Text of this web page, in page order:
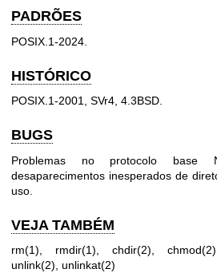
PADRÕES
POSIX.1-2024.
HISTÓRICO
POSIX.1-2001, SVr4, 4.3BSD.
BUGS
Problemas no protocolo base
desaparecimentos inesperados de
uso.
VEJA TAMBÉM
rm(1) rmdir(1) chdir(2) chmod(2)
unlink(2) unlinkat(2)